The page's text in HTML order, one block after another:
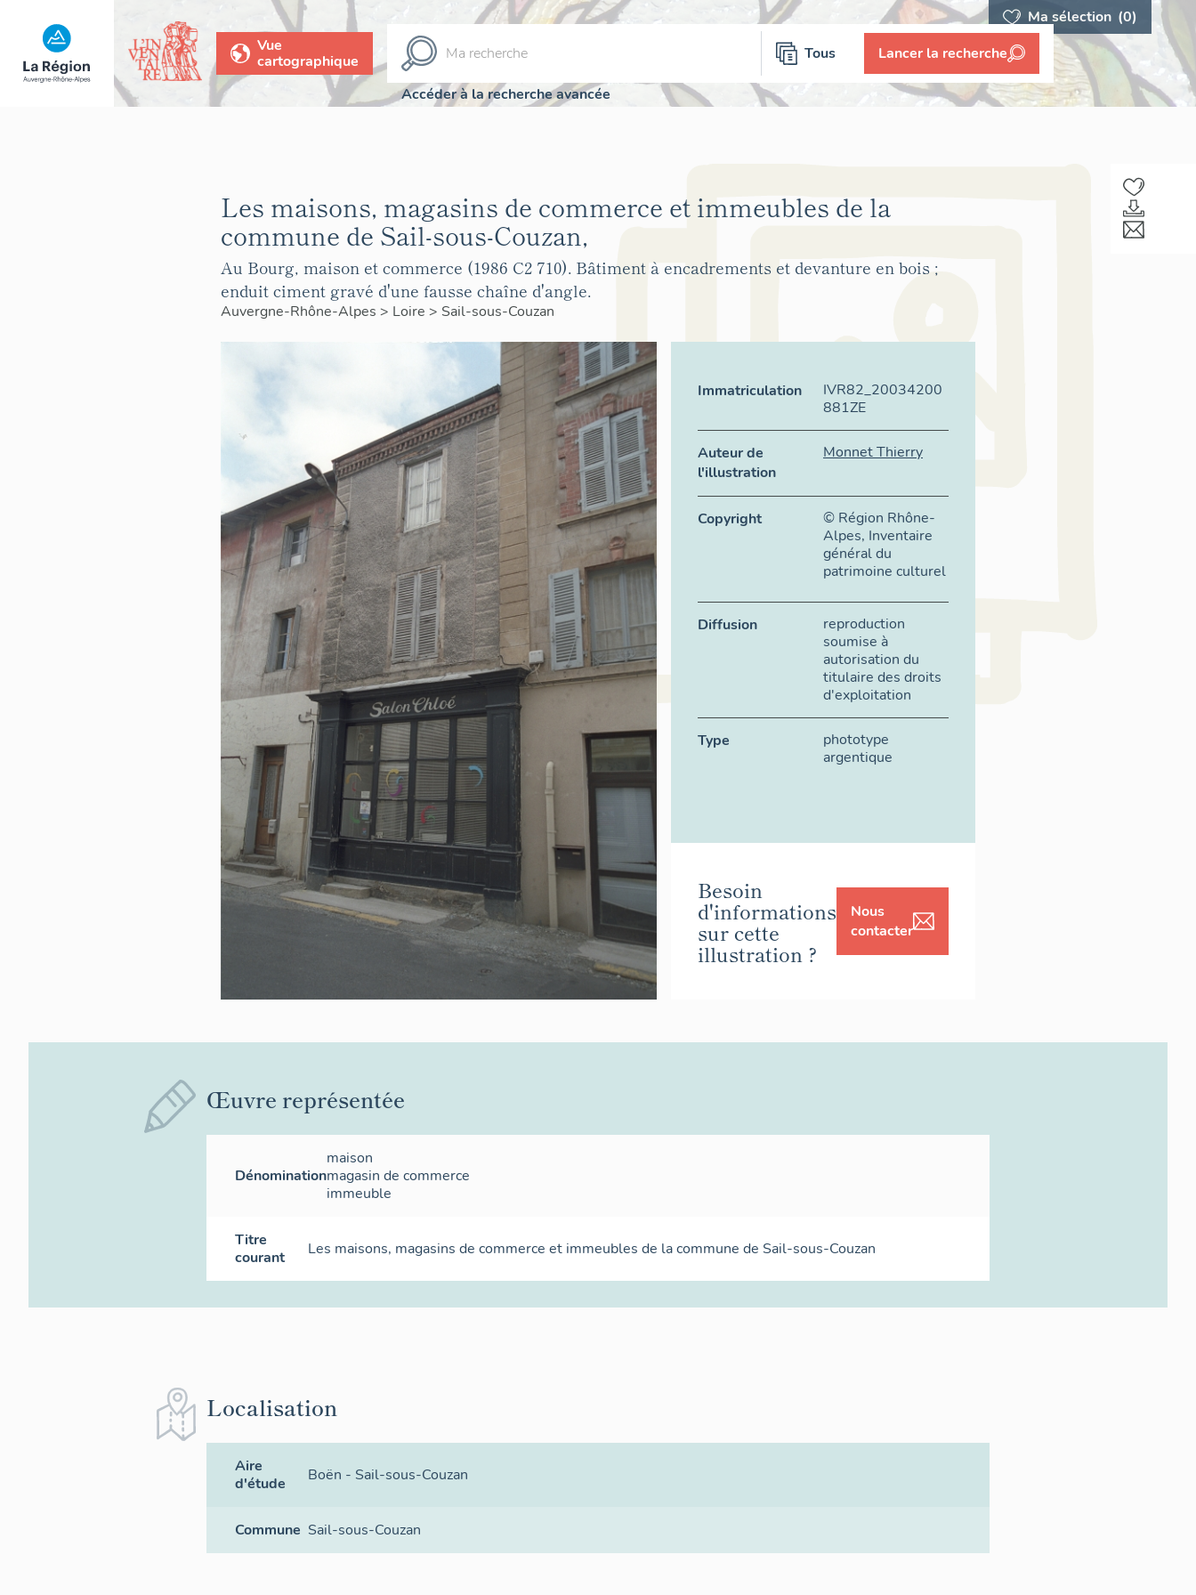
Ma sélection (0)
Vue
cartographique
Tous Lancer la recherche
Accéder à la recherche avancée
Les maisons, magasins de commerce et immeubles de la
commune de Sail-sous-Couzan,
Au Bourg, maison et commerce (1986 C2 710). Bâtiment à encadrements et devanture en bois ;
enduit ciment gravé d'une fausse chaîne d'angle.
Auvergne-Rhône-Alpes > Loire > Sail-sous-Couzan
Immatriculation
IVR82_20034200
881ZE
Auteur de
l'illustration
Monnet Thierry
Copyright
© Région Rhône-
Alpes, Inventaire
général du
patrimoine culturel
Diffusion
reproduction
soumise à
autorisation du
titulaire des droits
d'exploitation
Type
phototype
argentique
Besoin
d'informations
sur cette
illustration ?
Nous
contacter
Œuvre représentée
Dénomination
maison
magasin de commerce
immeuble
Titre
courant
Les maisons, magasins de commerce et immeubles de la commune de Sail-sous-Couzan
Localisation
Aire
d'étude
Boën - Sail-sous-Couzan
Commune Sail-sous-Couzan